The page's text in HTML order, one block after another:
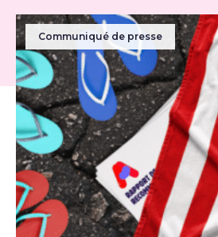
Communiqué de presse